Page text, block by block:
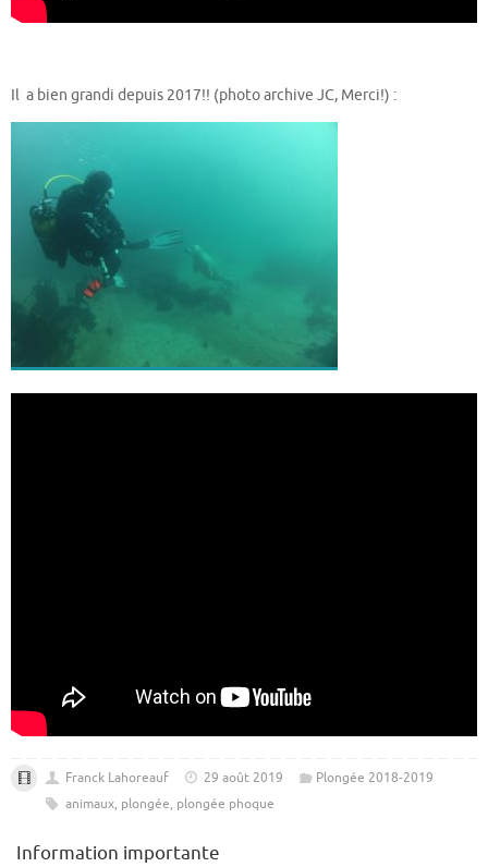
Il a bien grandi depuis 2017!! (photo archive JC, Merci!) :
Franck Lahoreauf 29 août 2019
Plongée 2018-2019
animaux, plongée, plongée phoque
Information importante